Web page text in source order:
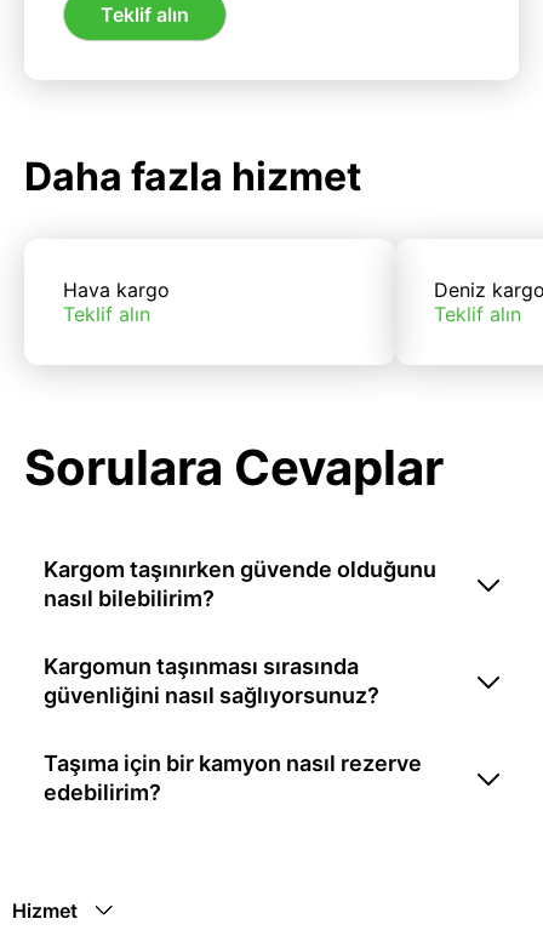
Teklif alın
Daha fazla hizmet
Hava kargo
Teklif alın
Deniz
Teklif alın
Sorulara Cevaplar
Kargom taşınırken güvende olduğunu
nasıl bilebilirim?
Kargomun taşınması sırasında
güvenliğini nasıl sağlıyorsunuz?
Taşıma için bir kamyon nasıl rezerve
edebilirim?
Hizmet